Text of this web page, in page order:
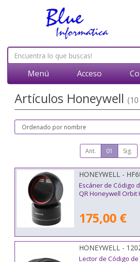
Menú Acceso
Artículos Honeywell
Ant. 01 Sig.
HONEYWELL -
Escáner de Código
QR Honeywell Orbit
175,00 €
HONEYWELL -
Lector de Código de